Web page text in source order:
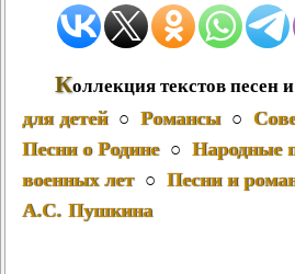
Коллекция текстов песен
для детей○ Романсы○
Песни о Родине○ Народные
военных лет○ Песни и
А.С. Пушкина